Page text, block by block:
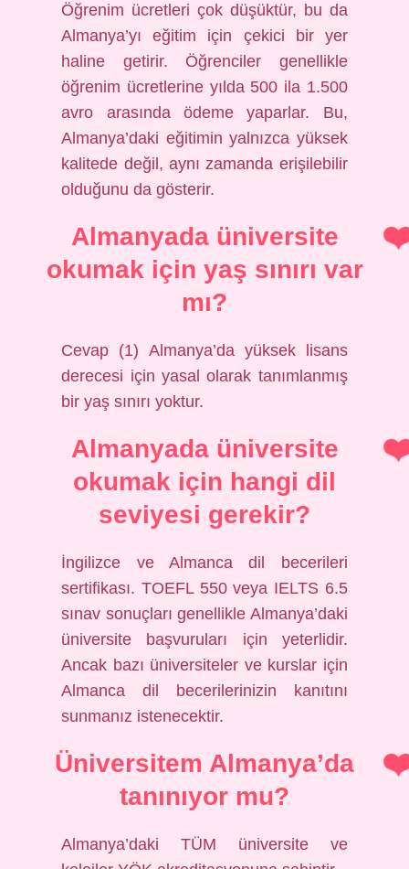
Öğrenim ücretleri çok düşüktür, bu da
Almanya’yı eğitim için çekici bir yer
haline getirir. Öğrenciler genellikle
öğrenim ücretlerine yılda 500 ila 1.500
avro arasında ödeme yaparlar. Bu,
Almanya’daki eğitimin yalnızca yüksek
kalitede değil, aynı zamanda erişilebilir
olduğunu da gösterir.
Almanyada üniversite
okumak için yaş sınırı var
mı?
Cevap (1) Almanya’da yüksek lisans
derecesi için yasal olarak tanımlanmış
bir yaş sınırı yoktur.
Almanyada üniversite
okumak için hangi dil
seviyesi gerekir?
İngilizce ve Almanca dil becerileri
sertifikası. TOEFL 550 veya IELTS 6.5
sınav sonuçları genellikle Almanya’daki
üniversite başvuruları için yeterlidir.
Ancak bazı üniversiteler ve kurslar için
Almanca dil becerilerinizin kanıtını
sunmanız istenecektir.
Üniversitem Almanya’da
tanınıyor mu?
Almanya’daki TÜM üniversite ve